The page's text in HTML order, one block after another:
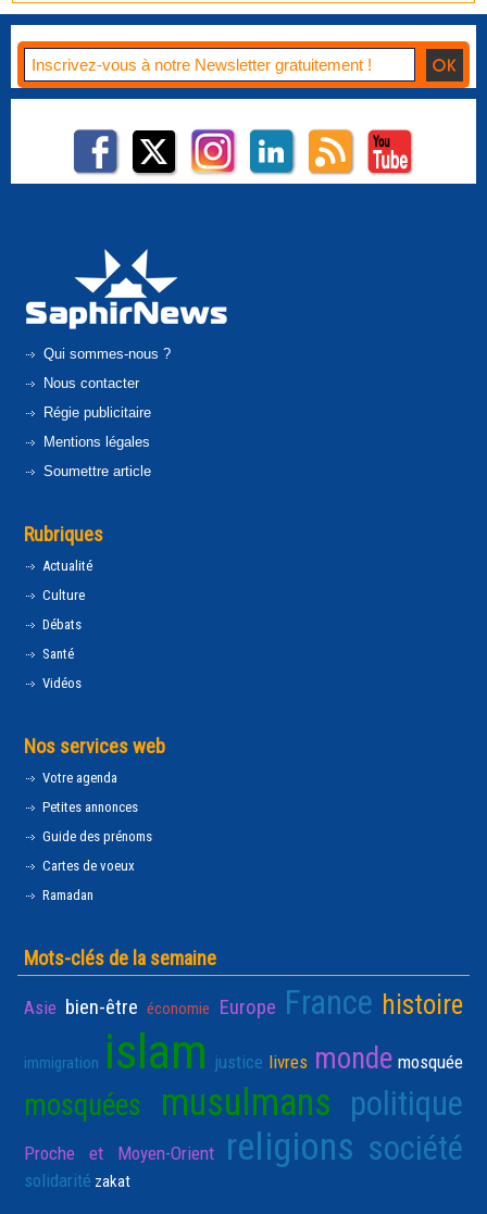
Qui sommes-nous ?
Nous contacter
Régie publicitaire
Mentions légales
Soumettre article
Rubriques
Actualité
Culture
Débats
Santé
Vidéos
Nos services web
Votre agenda
Petites annonces
Guide des prénoms
Cartes de voeux
Ramadan
Mots-clés de la semaine
Asie bien-être économie Europe France histoire
immigration islam justice livres monde mosquée
mosquées musulmans politique
Proche et Moyen-Orient religions société
solidarité zakat